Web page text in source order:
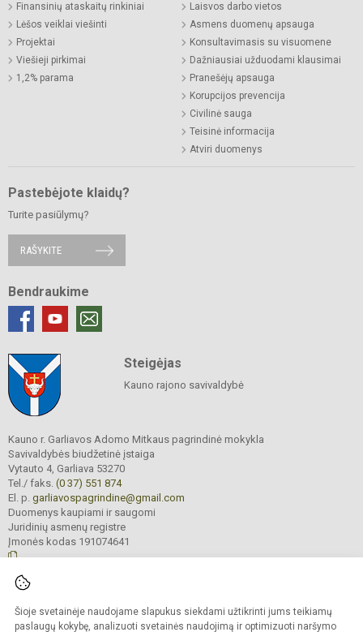
Šioje svetainėje naudojame slapukus siekdami užtikrinti jums teikiamų
paslaugų kokybę, analizuoti svetainės naudojimą ir optimizuoti naršymo
Finansinių ataskaitų rinkiniai
Lėšos veiklai viešinti
Projektai
Viešieji pirkimai
1,2% parama
Laisvos darbo vietos
Asmens duomenų apsauga
Konsultavimasis su visuomene
Dažniausiai užduodami klausimai
Pranešėjų apsauga
Korupcijos prevencija
Civilinė sauga
Teisinė informacija
Atviri duomenys
Pastebėjote klaidų?
Turite pasiūlymų?
RAŠYKITE
Bendraukime
Steigėjas
Kauno rajono savivaldybė
Kauno r. Garliavos Adomo Mitkaus pagrindinė mokykla
Savivaldybės biudžetinė įstaiga
Vytauto 4, Garliava 53270
Tel./ faks. (0 37) 551 874
El. p. garliavospagrindine@gmail.com
Duomenys kaupiami ir saugomi
Juridinių asmenų registre
Įmonės kodas 191074641
saugomos.
Kopijuoti turinį be raštiško įstaigos administracijos sutikimo griežtai draudžiama